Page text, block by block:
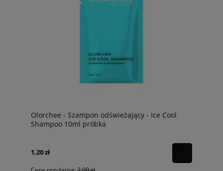
Olorchee - Szampon odświeżający - Ice Cool
Shampoo 10ml próbka
1,20 zł